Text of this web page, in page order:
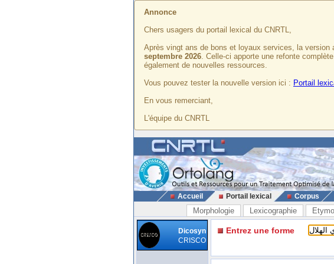
Annonce
Chers usagers du portail lexical du CNRTL,
Après vingt ans de bons et loyaux services, la version
septembre 2026. Celle-ci apporte une refonte
également de nouvelles ressources.
Vous pouvez tester la nouvelle version ici : Portail
En vous remerciant,
L'équipe du CNRTL
Accueil Portail lexical Corpus
Morphologie Lexicographie
Dicosyn
CRISCO
Entrez une forme